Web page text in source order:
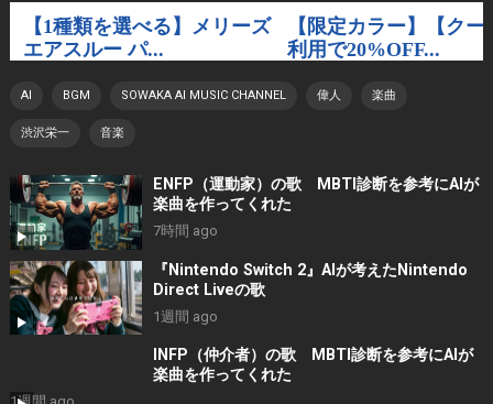
AI BGM SOWAKA AI MUSIC CHANNEL 偉人 楽曲
渋沢栄一 音楽
ENFP（運動家）の歌 MBTI診断を参考にAIが
楽曲を作ってくれた
7時間 ago
『Nintendo Switch 2』AIが考えたNintendo
Direct Liveの歌
1週間 ago
INFP（仲介者）の歌 MBTI診断を参考にAIが
楽曲を作ってくれた